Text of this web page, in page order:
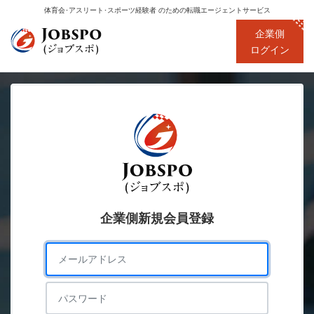
体育会･アスリート･スポーツ経験者のための転職エージェントサービス
企業側
ログイン
企業側新規会員登録